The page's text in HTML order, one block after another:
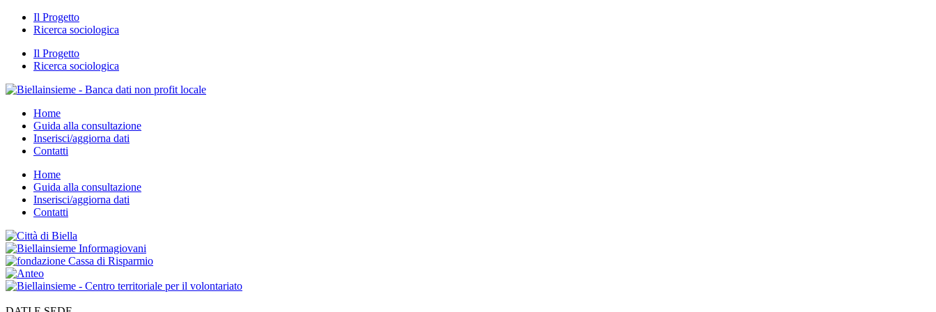
Il Progetto
Ricerca sociologica
Il Progetto
Ricerca sociologica
Home
Guida alla consultazione
Inserisci/aggiorna dati
Contatti
Home
Guida alla consultazione
Inserisci/aggiorna dati
Contatti